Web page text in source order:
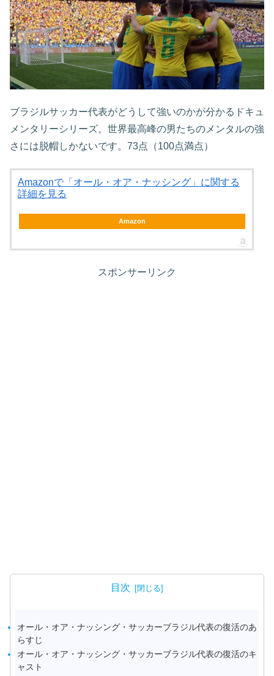
ブラジルサッカー代表がどうして強いのかが分かるドキュ
メンタリーシリーズ。世界最高峰の男たちのメンタルの強
さには脱帽しかないです。73点（100点満点）
Amazonで「オール・オア・ナッシング」に関する
詳細を見る
Amazon
スポンサーリンク
目次
オール・オア・ナッシング・サッカーブラジル代表の復活のあ
らすじ
オール・オア・ナッシング・サッカーブラジル代表の復活のキ
ャスト